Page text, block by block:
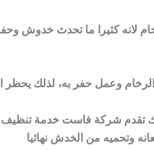
لانه كثيرا ما تحدث خدوش وحفر
تقدم شركة فاست خدمة تنظيف
وتحميه من الخدش نهائيا